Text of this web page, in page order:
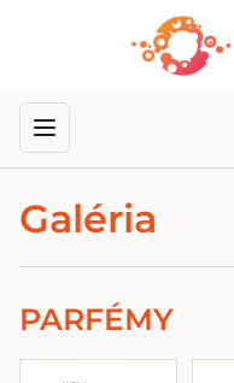
Galéria
PARFÉMY